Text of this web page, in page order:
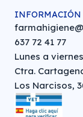
637 72 41 77
Lunes a
Ctra.
Los Narcisos,